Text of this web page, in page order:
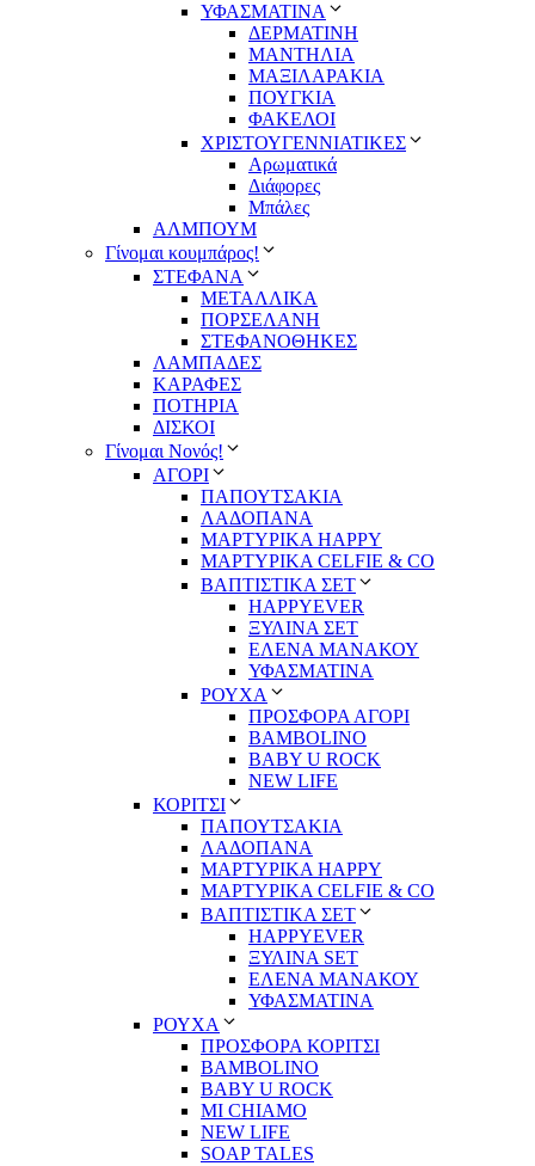
ΥΦΑΣΜΑΤΙΝA
ΔΕΡΜΑΤΙΝΗ
ΜΑΝΤΗΛΙΑ
ΜΑΞΙΛΑΡΑΚΙΑ
ΠΟΥΓΚΙΑ
ΦΑΚΕΛΟΙ
ΧΡΙΣΤΟΥΓΕΝΝΙΑΤΙΚΕΣ
Αρωματικά
Διάφορες
Μπάλες
ΑΛΜΠΟΥΜ
Γίνομαι κουμπάρος!
ΣΤΕΦΑΝΑ
ΜΕΤΑΛΛΙΚΑ
ΠΟΡΣΕΛΑΝΗ
ΣΤΕΦΑΝΟΘΗΚΕΣ
ΛΑΜΠΑΔΕΣ
ΚΑΡΑΦΕΣ
ΠΟΤΗΡΙΑ
ΔΙΣΚΟΙ
Γίνομαι Νονός!
ΑΓΟΡΙ
ΠΑΠΟΥΤΣΑΚΙΑ
ΛΑΔΟΠΑΝΑ
ΜΑΡΤΥΡΙΚΑ HAPPY
ΜΑΡΤΥΡΙΚΑ CELFIE & CO
ΒΑΠΤΙΣΤΙΚΑ ΣΕΤ
HAPPYEVER
ΞΥΛΙΝΑ ΣΕΤ
ΕΛΕΝΑ ΜΑΝΑΚΟΥ
ΥΦΑΣΜΑΤΙΝΑ
ΡΟΥΧΑ
ΠΡΟΣΦΟΡΑ ΑΓΟΡΙ
BAMBOLINO
BABY U ROCK
NEW LIFE
ΚΟΡΙΤΣΙ
ΠΑΠΟΥΤΣΑΚΙΑ
ΛΑΔΟΠΑΝΑ
ΜΑΡΤΥΡΙΚΑ HAPPY
ΜΑΡΤΥΡΙΚΑ CELFIE & CO
ΒΑΠΤΙΣΤΙΚΑ ΣΕΤ
HAPPYEVER
ΞΥΛΙΝΑ SET
ΕΛΕΝΑ ΜΑΝΑΚΟΥ
ΥΦΑΣΜΑΤΙΝΑ
ΡΟΥΧΑ
ΠΡΟΣΦΟΡΑ ΚΟΡΙΤΣΙ
BAMBOLINO
BABY U ROCK
MI CHIAMO
NEW LIFE
SOAP TALES